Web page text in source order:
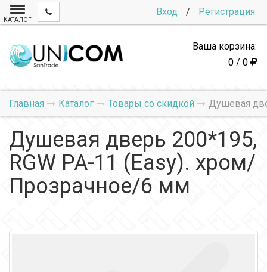
Вход / Регистрация
КАТАЛОГ
Ваша корзина:
0 / 0
Главная Каталог Товары со скидкой Душевая
Душевая дверь 200*195,
RGW PA-11 (Easy). хром/
Прозрачное/6 мм